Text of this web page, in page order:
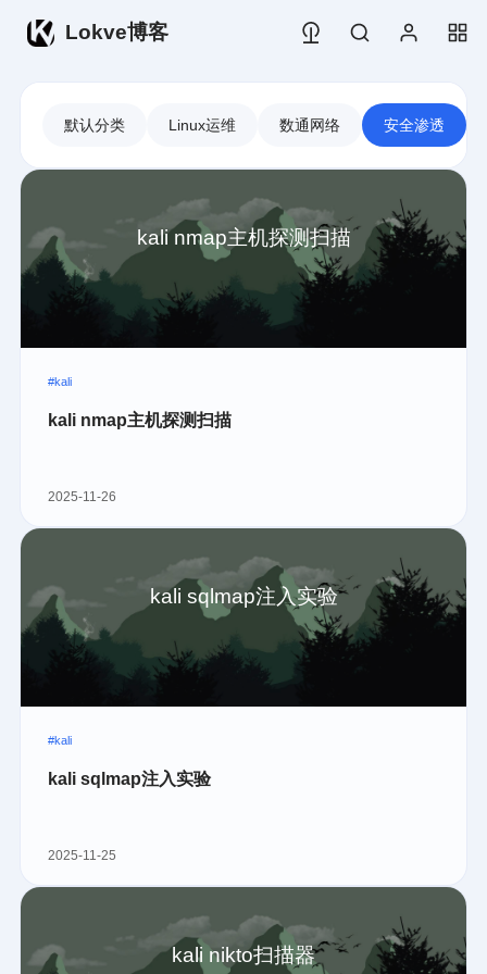
Lokve博客
默认分类 Linux运维 数通网络 安全渗透
kali nmap主机探测扫描
#kali
kali nmap主机探测扫描
2025-11-26
kali sqlmap注入实验
#kali
kali sqlmap注入实验
2025-11-25
kali nikto扫描器